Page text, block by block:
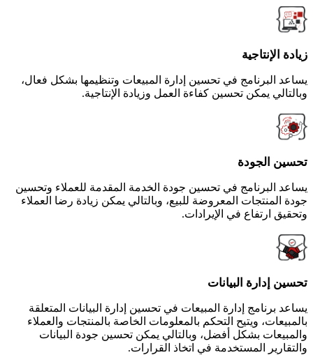
زيادة الإنتاجية
يساعد البرنامج في تحسين إدارة المبيعات وتنظيمها بشكل فعال،
وبالتالي يمكن تحسين كفاءة العمل وزيادة الإنتاجية.
تحسين الجودة
يساعد البرنامج في تحسين جودة الخدمة المقدمة للعملاء وتحسين
جودة المنتجات المعروضة للبيع، وبالتالي يمكن زيادة رضا العملاء
وتحقيق ارتفاع في الإيرادات.
تحسين إدارة البيانات
يساعد برنامج إدارة المبيعات في تحسين إدارة البيانات المتعلقة
بالمبيعات، ويتيح التحكم بالمعلومات الخاصة بالمنتجات والعملاء
والمبيعات بشكل أفضل، وبالتالي يمكن تحسين جودة البيانات
والتقارير المستخدمة في اتخاذ القرارات.